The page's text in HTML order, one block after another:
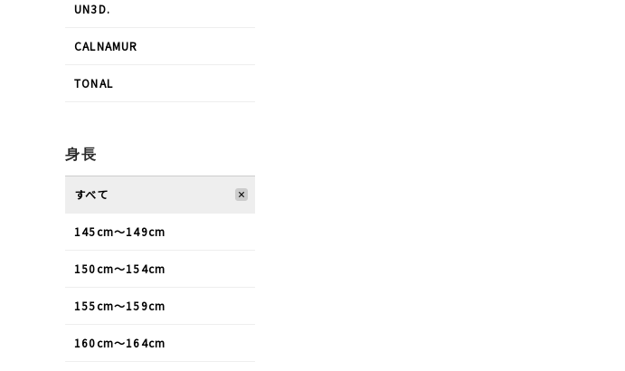
UN3D.
CALNAMUR
TONAL
身長
すべて
145cm〜149cm
150cm〜154cm
155cm〜159cm
160cm〜164cm